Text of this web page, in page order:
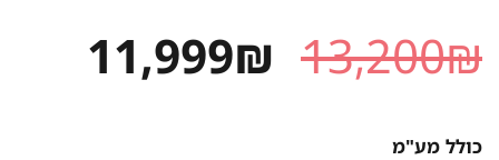
13,200₪ המחיר
המקורי
11,999₪
כולל מע"מ